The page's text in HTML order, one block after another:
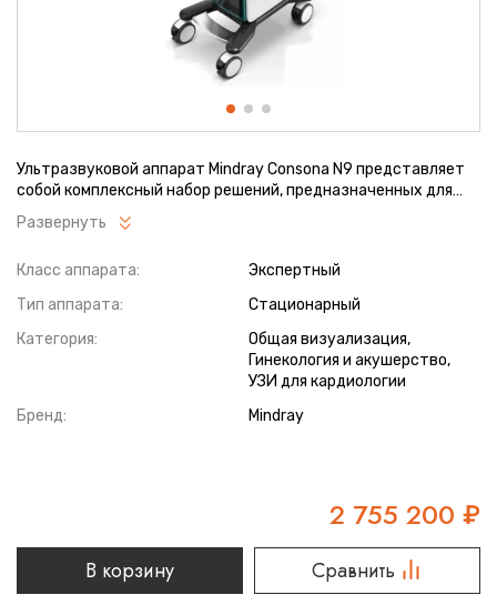
Ультразвуковой аппарат Mindray Consona N9 представляет
собой комплексный набор решений, предназначенных для
различных клинических сценариев в широком спектре
областей, включая гинекологию, сосудистые исследования и
позволяет автоматизировать и стандартизировать
процесс сканирования, захвата области интереса,
оптимизации изображения, анализа и количественной
оценки характеристик, обеспечивая более эффективную и
Развернуть
Класс аппарата:
Экспертный
Тип аппарата:
Стационарный
Категория:
Общая визуализация,
Гинекология и акушерство,
УЗИ для кардиологии
Бренд:
Mindray
2 755 200 ₽
В корзину Сравнить